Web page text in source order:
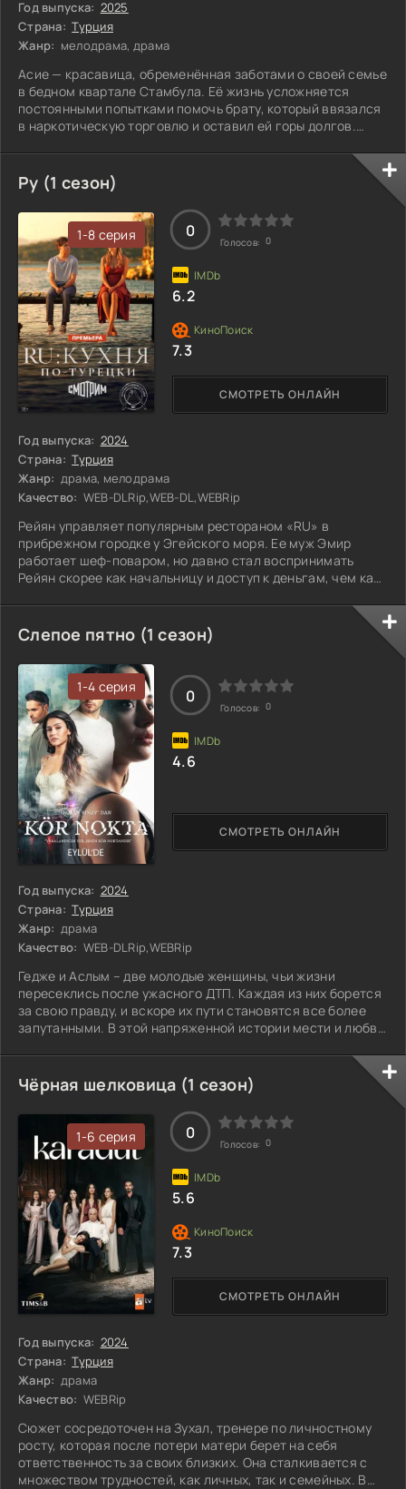
Год выпуска: 2025
Страна: Турция
Жанр: мелодрама, драма
Асие — красавица, обременённая заботами о своей семье
в бедном квартале Стамбула. Её жизнь усложняется
постоянными попытками помочь брату, который ввязался
в наркотическую торговлю и оставил ей горы долгов.
добрым сердцем, но её не покидает ощущение, что их
встреча предопределена. Эртан привык защищать
слабых, и его жизнь меняется, когда влиятельный клиент
его отца, Хидайет Кутман, просит помочь найти свою
внебрачную дочь, оставленную много лет
Ру (1 сезон)
1-8 серия
Год выпуска: 2024
Страна: Турция
Жанр: драма, мелодрама
Качество: WEB-DLRip,WEB-DL,WEBRip
Рейян управляет популярным рестораном «RU» в
прибрежном городке у Эгейского моря. Ее муж Эмир
работает шеф-поваром, но давно стал воспринимать
Рейян скорее как начальницу и доступ к деньгам, чем как
сердцах выгоняет его из своей жизни и бизнеса. Эмир, в
свою очередь, решает вывести всю команду за собой и
делает все возможное, чтобы никто не согласился
работать у его жены. В результате Рейян теряет мужа,
ресторан и надежду на мужчин. За ее
СМОТРЕТЬ ОНЛАЙН
0
Голосов: 0
6.2
7.3
Слепое пятно (1 сезон)
1-4 серия
Год выпуска: 2024
Страна: Турция
Жанр: драма
Качество: WEB-DLRip,WEBRip
Гедже и Аслым – две молодые женщины, чьи жизни
пересеклись после ужасного ДТП. Каждая из них борется
за свою правду, и вскоре их пути становятся все более
запутанными. В этой напряженной истории мести и любви
настоящая любовь сможет остановить их войну. Но может
ли что-то сплотить их в условиях растущей ненависти и
жажды справедливости?
СМОТРЕТЬ ОНЛАЙН
0
Голосов: 0
4.6
Чёрная шелковица (1 сезон)
1-6 серия
Год выпуска: 2024
Страна: Турция
Жанр: драма
Качество: WEBRip
Сюжет сосредоточен на Зухал, тренере по личностному
росту, которая после потери матери берет на себя
ответственность за своих близких. Она сталкивается с
множеством трудностей, как личных, так и семейных. В
СМОТРЕТЬ ОНЛАЙН
0
Голосов: 0
5.6
7.3